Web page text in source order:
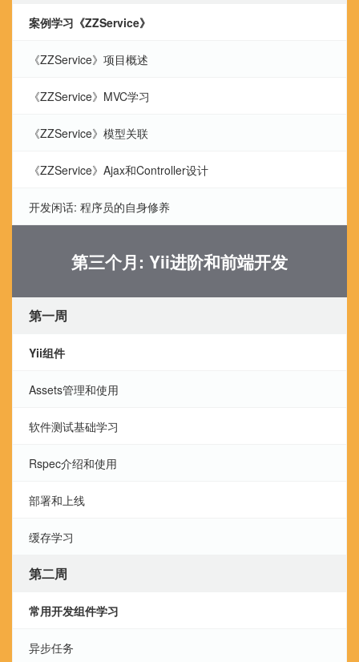
案例学习《ZZService》
《ZZService》项目概述
《ZZService》MVC学习
《ZZService》模型关联
《ZZService》Ajax和Controller设计
开发闲话: 程序员的自身修养
第三个月: Yii进阶和前端开发
第一周
Yii组件
Assets管理和使用
软件测试基础学习
Rspec介绍和使用
部署和上线
缓存学习
第二周
常用开发组件学习
异步任务